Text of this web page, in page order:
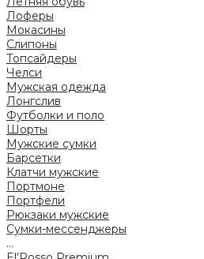
Лоферы
Мокасины
Слипоны
Топсайдеры
Челси
Мужская одежда
Лонгслив
Футболки и поло
Шорты
Мужские сумки
Барсетки
Клатчи мужские
Портмоне
Портфели
Рюкзаки мужские
Сумки-мессенджеры
...